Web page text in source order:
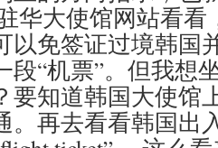
华大使馆网站看
以免签证过境韩国
段“机票”。但我想
要知道韩国大使馆
。再去看看韩国出